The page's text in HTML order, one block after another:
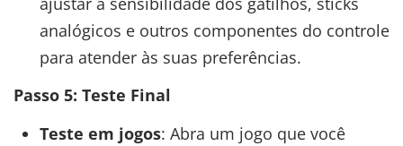
analógicos e outros componentes do controle
para atender às suas preferências.
Passo 5: Teste Final
Teste em jogos: Abra um jogo que você